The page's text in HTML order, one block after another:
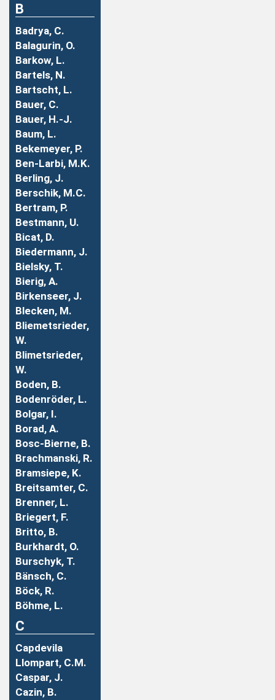
B
Badrya, C.
Balagurin, O.
Barkow, L.
Bartels, N.
Bartscht, L.
Bauer, C.
Bauer, H.-J.
Baum, L.
Bekemeyer, P.
Ben-Larbi, M.K.
Berling, J.
Berschik, M.C.
Bertram, P.
Bestmann, U.
Bicat, D.
Biedermann, J.
Bielsky, T.
Bierig, A.
Birkenseer, J.
Blecken, M.
Bliemetsrieder,
W.
Blimetsrieder,
W.
Boden, B.
Bodenröder, L.
Bolgar, I.
Borad, A.
Bosc-Bierne, B.
Brachmanski, R.
Bramsiepe, K.
Breitsamter, C.
Brenner, L.
Briegert, F.
Britto, B.
Burkhardt, O.
Burschyk, T.
Bänsch, C.
Böck, R.
Böhme, L.
C
Capdevila
Llompart, C.M.
Caspar, J.
Cazin, B.